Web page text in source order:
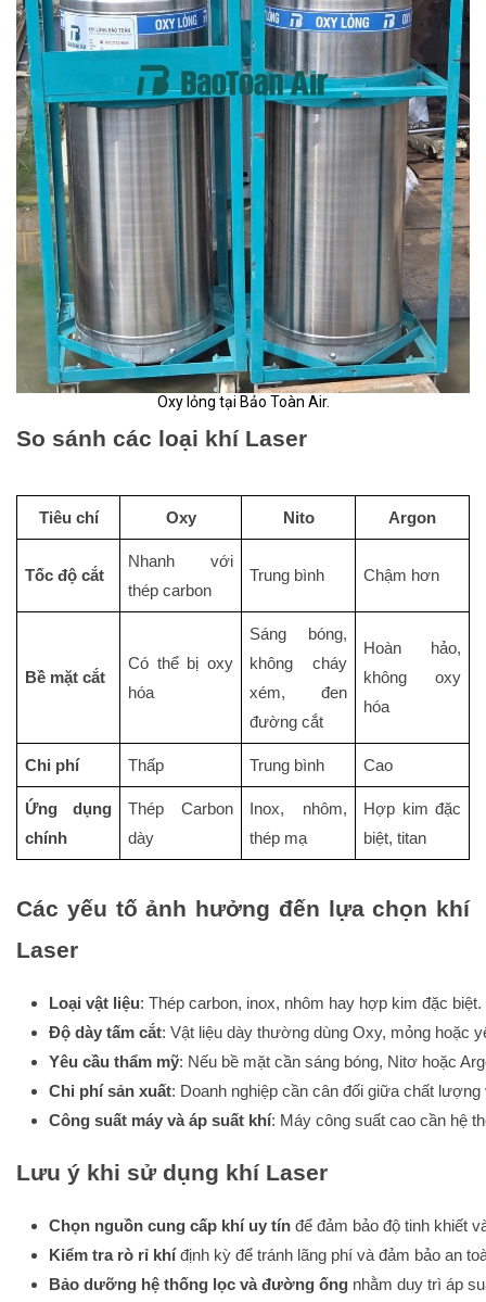
Oxy lỏng tại Bảo Toàn Air.
So sánh các loại khí Laser
Tiêu chí Oxy Nito Argon
Tốc độ cắt
Nhanh với
thép carbon
Trung bình Chậm hơn
Bề mặt cắt
Có thể bị oxy
hóa
Sáng bóng,
không cháy
xém, đen
đường cắt
Hoàn hảo,
không oxy
hóa
Chi phí Thấp Trung bình Cao
Ứng dụng
chính
Thép Carbon
dày
Inox, nhôm,
thép mạ
Hợp kim đặc
biệt, titan
Các yếu tố ảnh hưởng đến lựa chọn khí
Laser
Loại vật liệu: Thép carbon, inox, nhôm hay hợp kim đặc biệt.
Độ dày tấm cắt: Vật liệu dày thường dùng Oxy, mỏng hoặc
Yêu cầu thẩm mỹ: Nếu bề mặt cần sáng bóng, Nitơ hoặc
Chi phí sản xuất: Doanh nghiệp cần cân đối giữa chất
Công suất máy và áp suất khí: Máy công suất cao cần hệ
Lưu ý khi sử dụng khí Laser
Chọn nguồn cung cấp khí uy tín để đảm bảo độ tinh khiết
Kiểm tra rò rỉ khí định kỳ để tránh lãng phí và đảm bảo an
Bảo dưỡng hệ thống lọc và đường ống nhằm duy trì áp